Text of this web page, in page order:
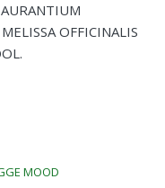
OFFICINALIS
MOOD